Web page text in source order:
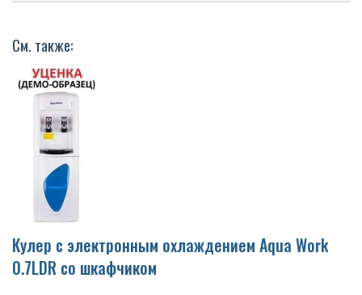
См. также:
Кулер с электронным охлаждением Aqua Work
0.7LDR со шкафчиком